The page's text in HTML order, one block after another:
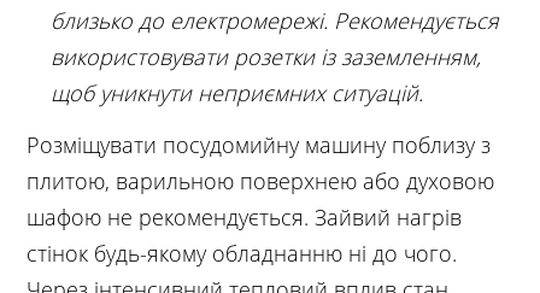
близько до електромережі. Рекомендується
використовувати розетки із заземленням,
щоб уникнути неприємних ситуацій.
Розміщувати посудомийну машину поблизу з
плитою, варильною поверхнею або духовою
шафою не рекомендується. Зайвий нагрів
стінок будь-якому обладнанню ні до чого.